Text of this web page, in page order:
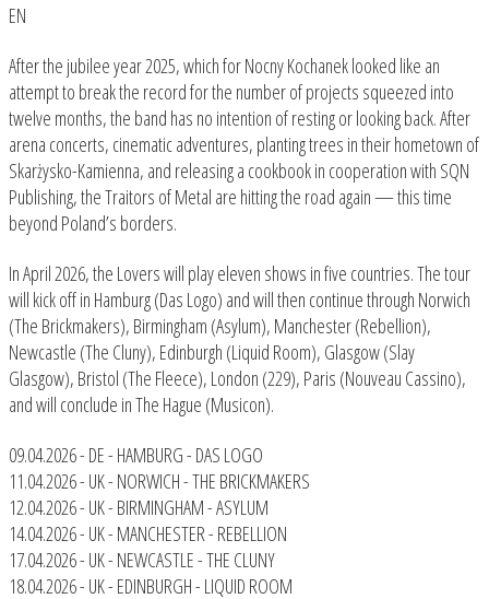
EN
After the jubilee year 2025, which for Nocny Kochanek looked like an
attempt to break the record for the number of projects squeezed into
twelve months, the band has no intention of resting or looking back. After
arena concerts, cinematic adventures, planting trees in their hometown of
Skarżysko-Kamienna, and releasing a cookbook in cooperation with SQN
Publishing, the Traitors of Metal are hitting the road again — this time
beyond Poland’s borders.
In April 2026, the Lovers will play eleven shows in five countries. The tour
will kick off in Hamburg (Das Logo) and will then continue through Norwich
(The Brickmakers), Birmingham (Asylum), Manchester (Rebellion),
Newcastle (The Cluny), Edinburgh (Liquid Room), Glasgow (Slay
Glasgow), Bristol (The Fleece), London (229), Paris (Nouveau Cassino),
and will conclude in The Hague (Musicon).
09.04.2026 - DE - HAMBURG - DAS LOGO
11.04.2026 - UK - NORWICH - THE BRICKMAKERS
12.04.2026 - UK - BIRMINGHAM - ASYLUM
14.04.2026 - UK - MANCHESTER - REBELLION
17.04.2026 - UK - NEWCASTLE - THE CLUNY
18.04.2026 - UK - EDINBURGH - LIQUID ROOM